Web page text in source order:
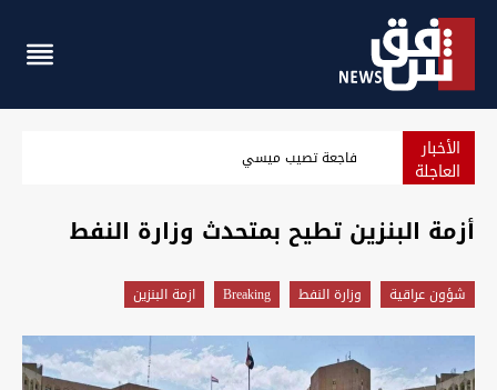
الأخبار
العاجلة الزيدي يدعو ماكرون لزيارة العراق ويبحث معه شراكة اقتصادية
أزمة البنزين تطيح بمتحدث وزارة النفط
شؤون عراقية وزارة النفط Breaking ازمة البنزين